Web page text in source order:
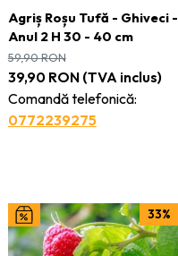
Agriș Roșu Tufă - Ghiveci -
Anul 2 H 30 - 40 cm
39,90 RON(TVA inclus)
Comandă telefonică:
0772239275
59,90RON
33%